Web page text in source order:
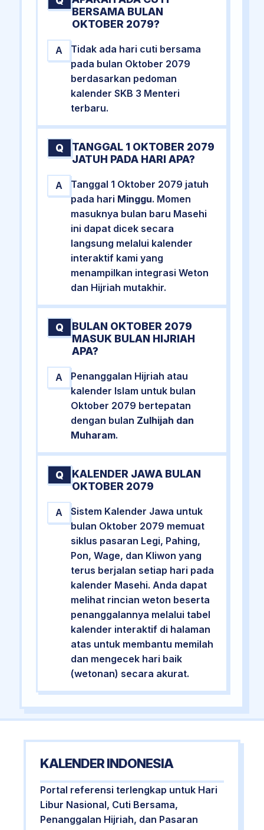
BERSAMA BULAN
OKTOBER 2079?
A
Tidak ada hari cuti bersama
pada bulan Oktober 2079
berdasarkan pedoman
kalender SKB 3 Menteri
terbaru.
Q
TANGGAL 1 OKTOBER 2079
JATUH PADA HARI APA?
A
Tanggal 1 Oktober 2079 jatuh
pada hari Minggu. Momen
masuknya bulan baru Masehi
ini dapat dicek secara
langsung melalui kalender
interaktif kami yang
menampilkan integrasi Weton
dan Hijriah mutakhir.
Q
BULAN OKTOBER 2079
MASUK BULAN HIJRIAH
APA?
A
Penanggalan Hijriah atau
kalender Islam untuk bulan
Oktober 2079 bertepatan
dengan bulan Zulhijah dan
Muharam.
Q
KALENDER JAWA BULAN
OKTOBER 2079
A
Sistem Kalender Jawa untuk
bulan Oktober 2079 memuat
siklus pasaran Legi, Pahing,
Pon, Wage, dan Kliwon yang
terus berjalan setiap hari pada
kalender Masehi. Anda dapat
melihat rincian weton beserta
penanggalannya melalui tabel
kalender interaktif di halaman
atas untuk membantu memilah
dan mengecek hari baik
(wetonan) secara akurat.
KALENDER INDONESIA
Portal referensi terlengkap untuk Hari
Libur Nasional, Cuti Bersama,
Penanggalan Hijriah, dan Pasaran